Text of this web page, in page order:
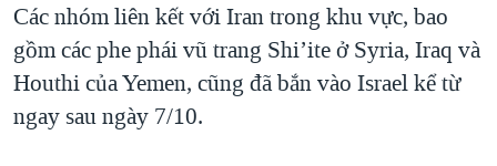
Các nhóm liên kết với Iran trong khu vực, bao
gồm các phe phái vũ trang Shi’ite ở Syria, Iraq và
Houthi của Yemen, cũng đã bắn vào Israel kể từ
ngay sau ngày 7/10.